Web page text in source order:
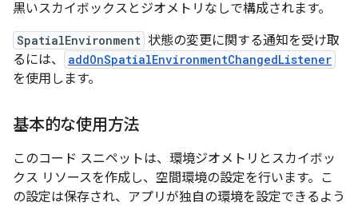
黒いスカイボックスとジオメトリなしで構成されます。
SpatialEnvironment 状態の変更に関する通知を受け取
るには、
addOnSpatialEnvironmentChangedListener
を使用します。
基本的な使用方法
このコード スニペットは、環境ジオメトリとスカイボッ
クス リソースを作成し、空間環境の設定を行います。こ
の設定は保存され、アプリが独自の環境を設定できるよう